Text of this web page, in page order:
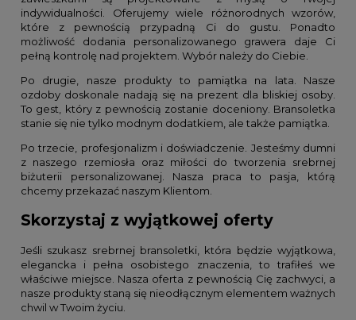
indywidualności. Oferujemy wiele różnorodnych wzorów,
które z pewnością przypadną Ci do gustu. Ponadto
możliwość dodania personalizowanego grawera daje Ci
pełną kontrolę nad projektem. Wybór należy do Ciebie.
Po drugie, nasze produkty to pamiątka na lata. Nasze
ozdoby doskonale nadają się na prezent dla bliskiej osoby.
To gest, który z pewnością zostanie doceniony. Bransoletka
stanie się nie tylko modnym dodatkiem, ale także pamiątka.
Po trzecie, profesjonalizm i doświadczenie. Jesteśmy dumni
z naszego rzemiosła oraz miłości do tworzenia srebrnej
biżuterii personalizowanej. Nasza praca to pasja, którą
chcemy przekazać naszym Klientom.
Skorzystaj z wyjątkowej oferty
Jeśli szukasz srebrnej bransoletki, która będzie wyjątkowa,
elegancka i pełna osobistego znaczenia, to trafiłeś we
właściwe miejsce. Nasza oferta z pewnością Cię zachwyci, a
nasze produkty staną się nieodłącznym elementem ważnych
chwil w Twoim życiu.